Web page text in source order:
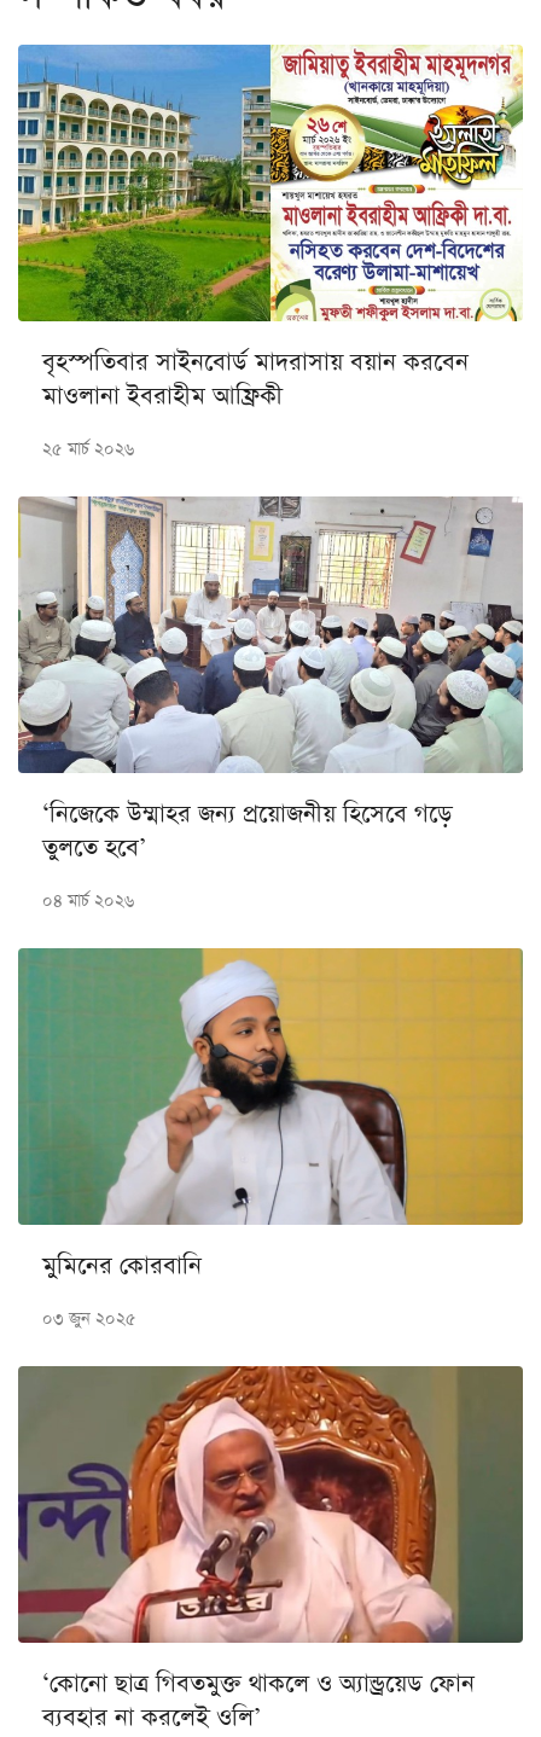
বৃহস্পতিবার সাইনবোর্ড মাদরাসায় বয়ান করবেন
মাওলানা ইবরাহীম আফ্রিকী
২৫ মার্চ ২০২৬
‘নিজেকে উম্মাহর জন্য প্রয়োজনীয় হিসেবে গড়ে
তুলতে হবে’
০৪ মার্চ ২০২৬
মুমিনের কোরবানি
০৩ জুন ২০২৫
‘কোনো ছাত্র গিবতমুক্ত থাকলে ও অ্যান্ড্রয়েড ফোন
ব্যবহার না করলেই ওলি’